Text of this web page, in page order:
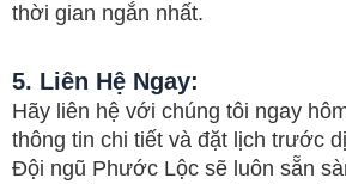
thời gian ngắn nhất.
5. Liên Hệ Ngay:
Hãy liên hệ với chúng tôi ngay
thông tin chi tiết và đặt lịch trước
Đội ngũ Phước Lộc sẽ luôn sẵn